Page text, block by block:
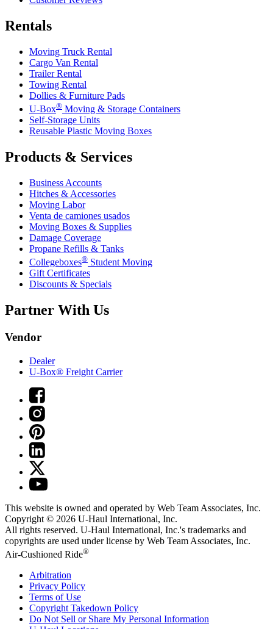
Rentals
Moving Truck Rental
Cargo Van Rental
Trailer Rental
Towing Rental
Dollies & Furniture Pads
U-Box® Moving & Storage Containers
Self-Storage Units
Reusable Plastic Moving Boxes
Products & Services
Business Accounts
Hitches & Accessories
Moving Labor
Venta de camiones usados
Moving Boxes & Supplies
Damage Coverage
Propane Refills & Tanks
Collegeboxes® Student Moving
Gift Certificates
Discounts & Specials
Partner With Us
Vendor
Dealer
U-Box® Freight Carrier
This website is owned and operated by Web Team Associates, Inc.
Copyright © 2026 U-Haul International, Inc.
All rights reserved. U-Haul International, Inc.'s trademarks and
copyrights are used under license by Web Team Associates, Inc.
Air-Cushioned Ride®
Arbitration
Privacy Policy
Terms of Use
Copyright Takedown Policy
Do Not Sell or Share My Personal Information